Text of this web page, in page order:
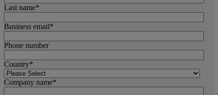
Last name*
Business email*
Phone number
Country*
Company name*